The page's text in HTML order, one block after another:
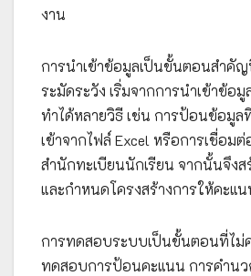
งาน
การนำเข้าข้อมูลเป็นขั้นตอนสำคั
ระมัดระวัง เริ่มจากการนำเข้าข้อ
ทำได้หลายวิธี เช่น การป้อนข้อมูล
เข้าจากไฟล์ Excel หรือการเชื่อม
สำนักทะเบียนนักเรียน จากนั้นจึงส
และกำหนดโครงสร้างการให้คะแ
การทดสอบระบบเป็นขั้นตอนที่ไม่
ทดสอบการป้อนคะแนน การคำนว